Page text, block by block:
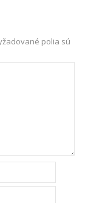
polia sú